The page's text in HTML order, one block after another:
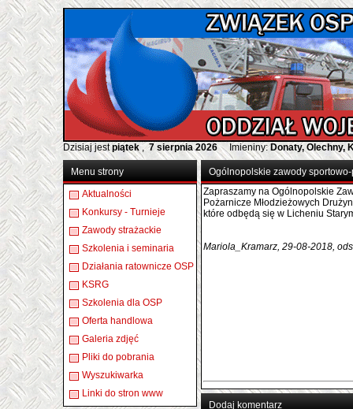
Dzisiaj jestpiątek,7 sierpnia 2026 Imieniny:Donaty, Olechny,
Menu strony
Aktualności
Konkursy - Turnieje
Zawody strażackie
Szkolenia i seminaria
Działania ratownicze OSP
KSRG
Szkolenia dla OSP
Oferta handlowa
Galeria zdjęć
Pliki do pobrania
Wyszukiwarka
Linki do stron www
Ogólnopolskie zawody
Zapraszamy na Ogólnopolskie
Pożarnicze Młodzieżowych
które odbędą się w Licheniu
Mariola_Kramarz, 29-08-2018,
Dodaj komentarz